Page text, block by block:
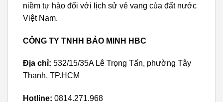
niềm tự hào đối với lịch sử vẻ vang của đất nước
Việt Nam.
CÔNG TY TNHH BẢO MINH HBC
Địa chỉ: 532/15/35A Lê Trọng Tấn, phường Tây
Thạnh, TP.HCM
Hotline: 0814.271.968